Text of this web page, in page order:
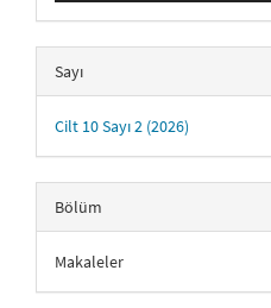
Sayı
Cilt 10 Sayı 2 (2026)
Bölüm
Makaleler